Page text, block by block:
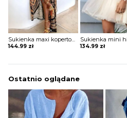
144.99 zł 134.99 zł
Ostatnio oglądane